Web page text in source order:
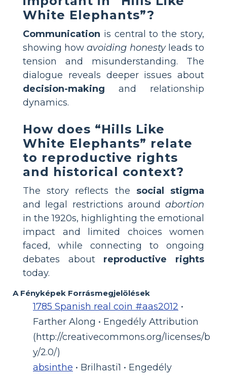
White Elephants”?
Communication is central to the story,
showing howavoiding honestyleads to
tension and misunderstanding. The
dialogue reveals deeper issues about
decision-making and relationship
dynamics.
How does “Hills Like
White Elephants” relate
to reproductive rights
and historical context?
The story reflects the social stigma
and legal restrictions around abortion
in the 1920s, highlighting the emotional
impact and limited choices women
faced, while connecting to ongoing
debates about reproductive rights
today.
A Fényképek Forrásmegjelölések
1785 Spanish real coin #aas2012 •
Farther Along • Engedély Attribution
(http://creativecommons.org/licenses/b
y/2.0/)
absinthe • Brilhasti1 • Engedély